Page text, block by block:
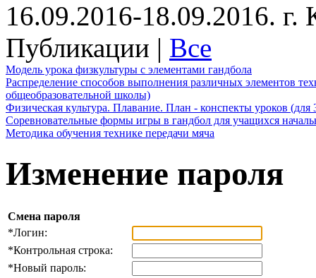
16.09.2016-18.09.2016.
Публикации | Все
Модель урока физкультуры с элементами гандбола
Распределение способов выполнения различных элементов
общеобразовательной школы)
Физическая культура. Плавание. План - конспекты уроков (для
Соревновательные формы игры в гандбол для учащихся
Методика обучения технике передачи мяча
Изменение пароля
Смена пароля
*Логин:
*Контрольная строка:
*Новый пароль: